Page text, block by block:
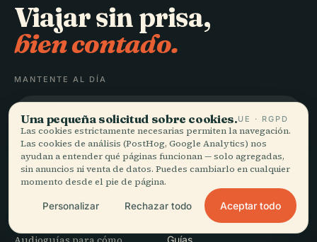
Viajar sin prisa,
bien contado.
MANTENTE AL DÍA
Unirme
Audiala EXPLORAR
Una pequeña solicitud sobre cookies.UE · RGPD
Las cookies estrictamente necesarias permiten la navegación.
Las cookies de análisis (PostHog, Google Analytics) nos
ayudan a entender qué páginas funcionan — solo agregadas,
sin anuncios ni venta de datos. Puedes cambiarlo en cualquier
momento desde el pie de página.
Personalizar Rechazar todo Aceptar todo